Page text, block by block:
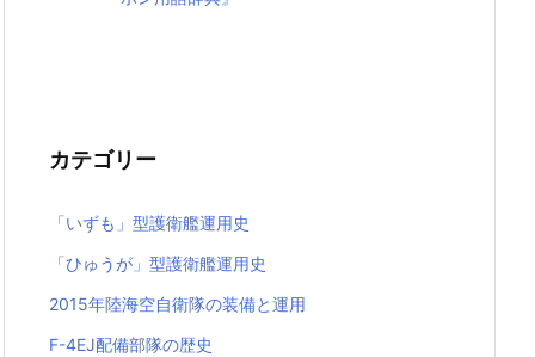
カテゴリー
「いずも」型護衛艦運用史
「ひゅうが」型護衛艦運用史
2015年陸海空自衛隊の装備と運用
F-4EJ配備部隊の歴史